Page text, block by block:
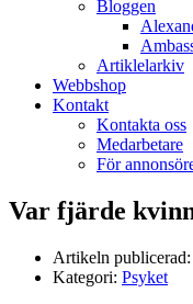
Bloggen
Artiklelarkiv
Webbshop
Kontakt
Kontakta oss
Medarbetare
För
Var fjärde
Artikeln publicerad:
Kategori: Psyket